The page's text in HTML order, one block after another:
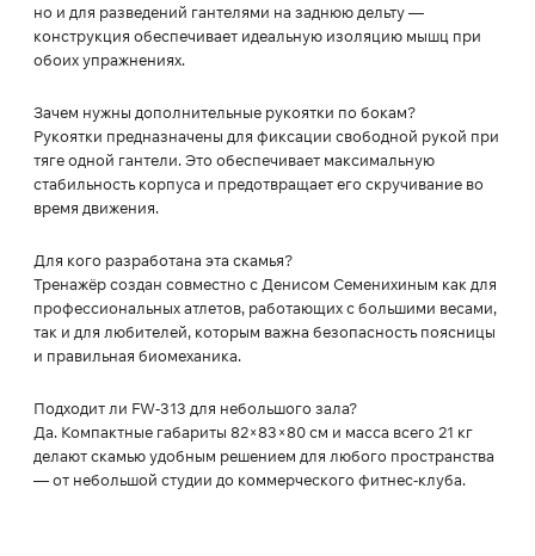
но и для разведений гантелями на заднюю дельту —
конструкция обеспечивает идеальную изоляцию мышц при
обоих упражнениях.
Зачем нужны дополнительные рукоятки по бокам?
Рукоятки предназначены для фиксации свободной рукой при
тяге одной гантели. Это обеспечивает максимальную
стабильность корпуса и предотвращает его скручивание во
время движения.
Для кого разработана эта скамья?
Тренажёр создан совместно с Денисом Семенихиным как для
профессиональных атлетов, работающих с большими весами,
так и для любителей, которым важна безопасность поясницы
и правильная биомеханика.
Подходит ли FW-313 для небольшого зала?
Да. Компактные габариты 82×83×80 см и масса всего 21 кг
делают скамью удобным решением для любого пространства
— от небольшой студии до коммерческого фитнес-клуба.